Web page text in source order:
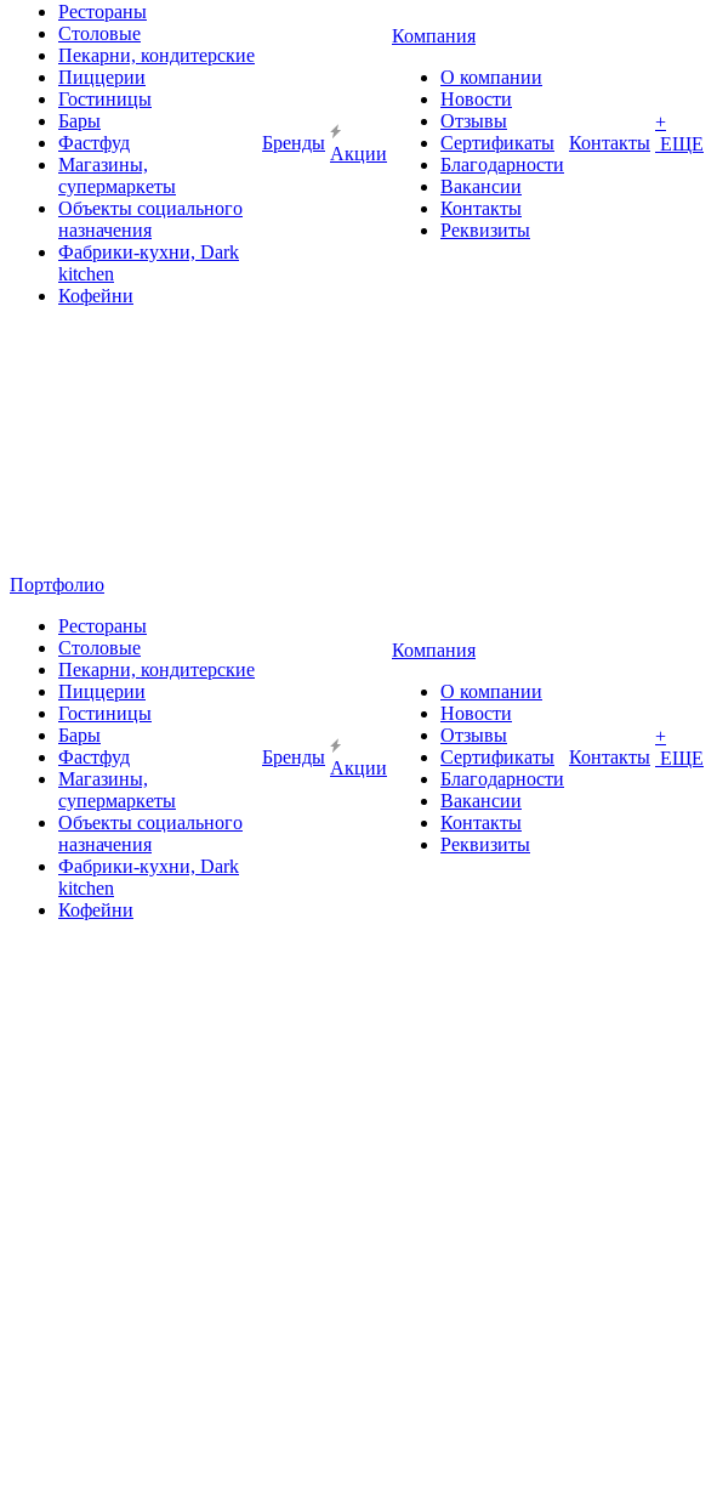
Рестораны
Столовые
Пекарни, кондитерские
Пиццерии
Гостиницы
Бары
Фастфуд
Магазины,
супермаркеты
Объекты социального
назначения
Фабрики-кухни, Dark
kitchen
Кофейни
Бренды
Акции
Компания
О компании
Новости
Отзывы
Сертификаты
Благодарности
Вакансии
Контакты
Реквизиты
Контакты
+
ЕЩЕ
Портфолио
Рестораны
Столовые
Пекарни, кондитерские
Пиццерии
Гостиницы
Бары
Фастфуд
Магазины,
супермаркеты
Объекты социального
назначения
Фабрики-кухни, Dark
kitchen
Кофейни
Бренды
Акции
Компания
О компании
Новости
Отзывы
Сертификаты
Благодарности
Вакансии
Контакты
Реквизиты
Контакты
+
ЕЩЕ